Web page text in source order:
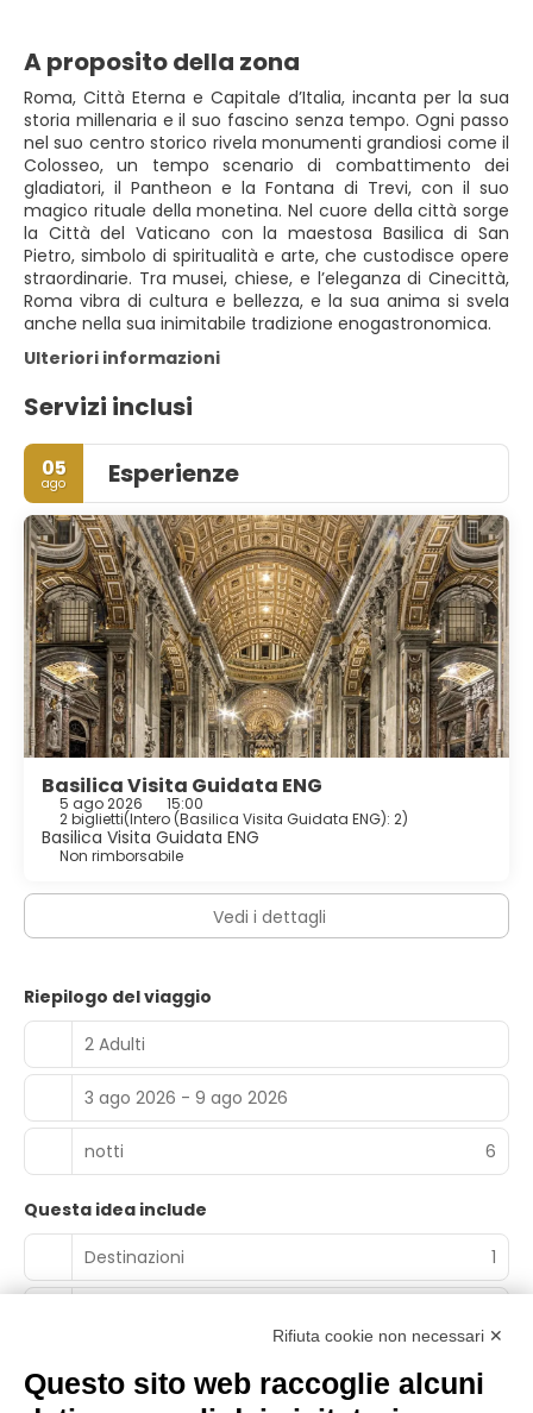
A proposito della zona
Roma, Città Eterna e Capitale d’Italia, incanta per la sua
storia millenaria e il suo fascino senza tempo. Ogni passo
nel suo centro storico rivela monumenti grandiosi come il
Colosseo, un tempo scenario di combattimento dei
gladiatori, il Pantheon e la Fontana di Trevi, con il suo
magico rituale della monetina. Nel cuore della città sorge
la Città del Vaticano con la maestosa Basilica di San
Pietro, simbolo di spiritualità e arte, che custodisce opere
straordinarie. Tra musei, chiese, e l’eleganza di Cinecittà,
Roma vibra di cultura e bellezza, e la sua anima si svela
anche nella sua inimitabile tradizione enogastronomica.
Ulteriori informazioni
Servizi inclusi
05
ago Esperienze
Basilica Visita Guidata ENG
5 ago 2026 15:00
2 biglietti(Intero (Basilica Visita Guidata ENG): 2)
Basilica Visita Guidata ENG
Non rimborsabile
Vedi i dettagli
Riepilogo del viaggio
2 Adulti
3 ago 2026 - 9 ago 2026
notti 6
Questa idea include
Destinazioni
1
Rifiuta cookie non necessari ✕
Questo sito web raccoglie alcuni